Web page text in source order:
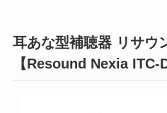
耳あな型補聴器 リサウ
【Resound Nexia ITC-